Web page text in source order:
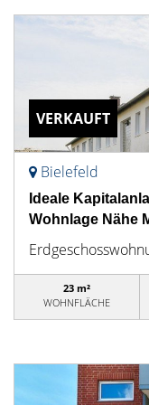
VERKAUFT
Bielefeld
Ideale
Wohnlage Nähe
23 m²
WOHNFLÄCHE